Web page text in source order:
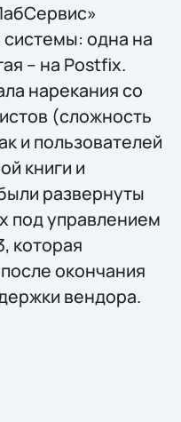
одна на
– на Postfix.
нарекания со
(сложность
и пользователей
книги и
развернуты
под управлением
которая
окончания
вендора.